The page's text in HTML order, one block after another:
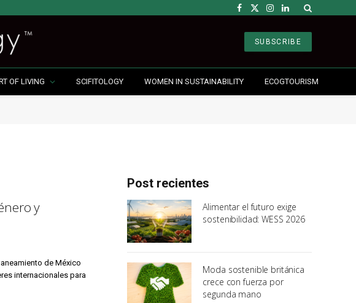
Facebook
X
Instagram
LinkedIn
SUBSCRIBE
OF LIVING SCIFITOLOGY WOMEN IN SUSTAINABILITY ECOGTOURISM
y
de México
internacionales para
Post recientes
Alimentar el futuro exige
sostenibilidad: WESS 2026
Moda sostenible británica
crece con fuerza por
segunda mano